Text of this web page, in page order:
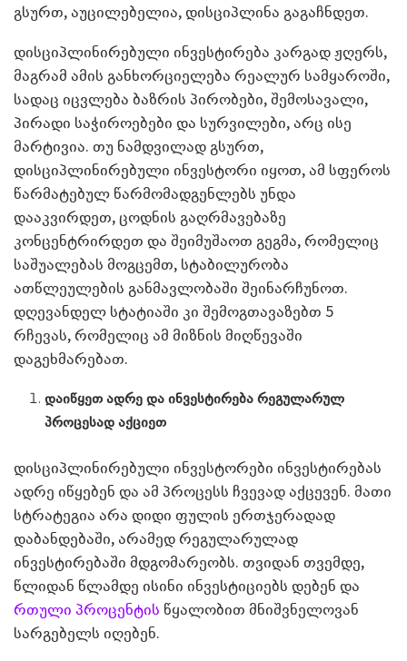
გსურთ, აუცილებელია, დისციპლინა გაგაჩნდეთ.
დისციპლინირებული ინვესტირება კარგად ჟღერს,
მაგრამ ამის განხორციელება რეალურ სამყაროში,
სადაც იცვლება ბაზრის პირობები, შემოსავალი,
პირადი საჭიროებები და სურვილები, არც ისე
მარტივია. თუ ნამდვილად გსურთ,
დისციპლინირებული ინვესტორი იყოთ, ამ სფეროს
წარმატებულ წარმომადგენლებს უნდა
დააკვირდეთ, ცოდნის გაღრმავებაზე
კონცენტრირდეთ და შეიმუშაოთ გეგმა, რომელიც
საშუალებას მოგცემთ, სტაბილურობა
ათწლეულების განმავლობაში შეინარჩუნოთ.
დღევანდელ სტატიაში კი შემოგთავაზებთ 5
რჩევას, რომელიც ამ მიზნის მიღწევაში
დაგეხმარებათ.
დაიწყეთ ადრე და ინვესტირება რეგულარულ
პროცესად აქციეთ
დისციპლინირებული ინვესტორები ინვესტირებას
ადრე იწყებენ და ამ პროცესს ჩვევად აქცევენ. მათი
სტრატეგია არა დიდი ფულის ერთჯერადად
დაბანდებაში, არამედ რეგულარულად
ინვესტირებაში მდგომარეობს. თვიდან თვემდე,
წლიდან წლამდე ისინი ინვესტიციებს დებენ და
რთული პროცენტის წყალობით მნიშვნელოვან
სარგებელს იღებენ.